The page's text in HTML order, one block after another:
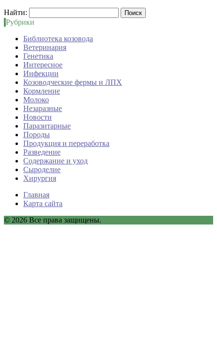
Найти:
Рубрики
Библиотека козовода
Ветеринария
Генетика
Интересное
Инфекции
Козоводческие фермы и ЛПХ
Кормление
Молоко
Незаразные
Новости
Паразитарные
Породы
Продукция и переработка
Разведение
Содержание и уход
Сыроделие
Хирургия
Главная
Карта сайта
© 2026 Все права защищены.